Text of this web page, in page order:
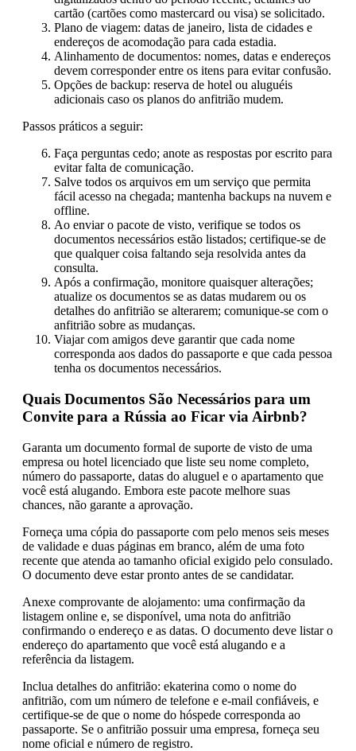
cartão (cartões como mastercard ou visa) se solicitado.
Plano de viagem: datas de janeiro, lista de cidades e
endereços de acomodação para cada estadia.
Alinhamento de documentos: nomes, datas e endereços
devem corresponder entre os itens para evitar confusão.
Opções de backup: reserva de hotel ou aluguéis
adicionais caso os planos do anfitrião mudem.
Passos práticos a seguir:
Faça perguntas cedo; anote as respostas por escrito para
evitar falta de comunicação.
Salve todos os arquivos em um serviço que permita
fácil acesso na chegada; mantenha backups na nuvem e
offline.
Ao enviar o pacote de visto, verifique se todos os
documentos necessários estão listados; certifique-se de
que qualquer coisa faltando seja resolvida antes da
consulta.
Após a confirmação, monitore quaisquer alterações;
atualize os documentos se as datas mudarem ou os
detalhes do anfitrião se alterarem; comunique-se com o
anfitrião sobre as mudanças.
Viajar com amigos deve garantir que cada nome
corresponda aos dados do passaporte e que cada pessoa
tenha os documentos necessários.
Quais Documentos São Necessários para um
Convite para a Rússia ao Ficar via Airbnb?
Garanta um documento formal de suporte de visto de uma
empresa ou hotel licenciado que liste seu nome completo,
número do passaporte, datas do aluguel e o apartamento que
você está alugando. Embora este pacote melhore suas
chances, não garante a aprovação.
Forneça uma cópia do passaporte com pelo menos seis meses
de validade e duas páginas em branco, além de uma foto
recente que atenda ao tamanho oficial exigido pelo consulado.
O documento deve estar pronto antes de se candidatar.
Anexe comprovante de alojamento: uma confirmação da
listagem online e, se disponível, uma nota do anfitrião
confirmando o endereço e as datas. O documento deve listar o
endereço do apartamento que você está alugando e a
referência da listagem.
Inclua detalhes do anfitrião: ekaterina como o nome do
anfitrião, com um número de telefone e e-mail confiáveis, e
certifique-se de que o nome do hóspede corresponda ao
passaporte. Se o anfitrião possuir uma empresa, forneça seu
nome oficial e número de registro.